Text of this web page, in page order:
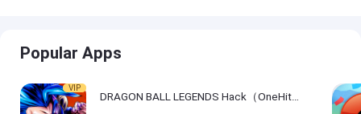
Popular Apps
VIP
DRAGON BALL LEGENDS Hack（OneHitKill）